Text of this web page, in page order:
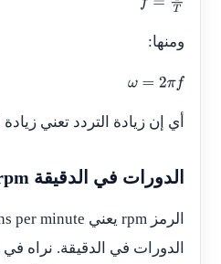
f=1T
ومنها:
ω =2 πf
أي إن زيادة التردد تعني
الدورات في الدقيقة rpm
الدورات في الدقيقة. نراه